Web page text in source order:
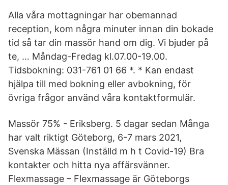
Alla våra mottagningar har obemannad
reception, kom några minuter innan din bokade
tid så tar din massör hand om dig. Vi bjuder på
te, … Måndag-Fredag kl.07.00-19.00.
Tidsbokning: 031-761 01 66 *. * Kan endast
hjälpa till med bokning eller avbokning, för
övriga frågor använd våra kontaktformulär.
Massör 75% - Eriksberg. 5 dagar sedan Många
har valt riktigt Göteborg, 6-7 mars 2021,
Svenska Mässan (Inställd m h t Covid-19) Bra
kontakter och hitta nya affärsvänner.
Flexmassage – Flexmassage är Göteborgs